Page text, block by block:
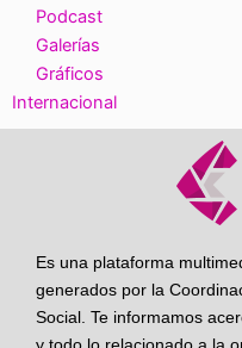
Podcast
Galerías
Gráficos
Internacional
Es una plataforma
generados por la
Social. Te informamos